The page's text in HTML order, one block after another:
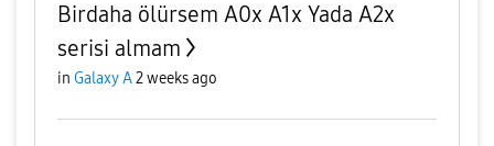
Birdaha ölürsem A0x A1x Yada A2x
serisi almam
in Galaxy A2 weeks ago